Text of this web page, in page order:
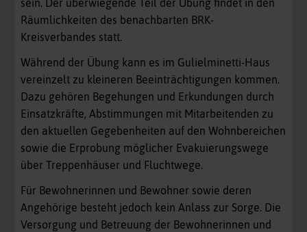
sein. Der überwiegende Teil der Übung findet in den
Räumlichkeiten des benachbarten BRK-
Kreisverbandes statt.
Während der Übung kann es im Gulielminetti-Haus
vereinzelt zu kleineren Beeinträchtigungen kommen.
Dazu gehören Begehungen und Erkundungen durch
Einsatzkräfte, Abstimmungen mit Mitarbeitenden zu
den aktuellen Gegebenheiten auf den Wohnbereichen
sowie die Erprobung möglicher Evakuierungswege
über Treppenhäuser und Fluchtwege.
Für Bewohnerinnen und Bewohner sowie deren
Angehörige besteht jedoch kein Anlass zur Sorge. Die
Versorgung und Betreuung der Bewohnerinnen und